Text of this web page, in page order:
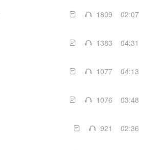
1809 02:07
1383 04:31
1077 04:13
1076 03:48
921 02:36